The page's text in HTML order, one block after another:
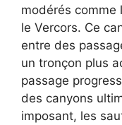
modérés comme
le Vercors. Ce
entre des
un tronçon plus
passage
des canyons
imposant, les